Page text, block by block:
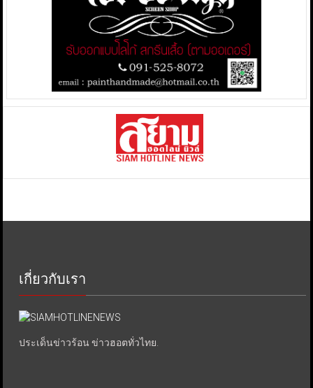
เกี่ยวกับเรา
ประเด็นข่าวร้อน ข่าวฮอตทั่วไทย.